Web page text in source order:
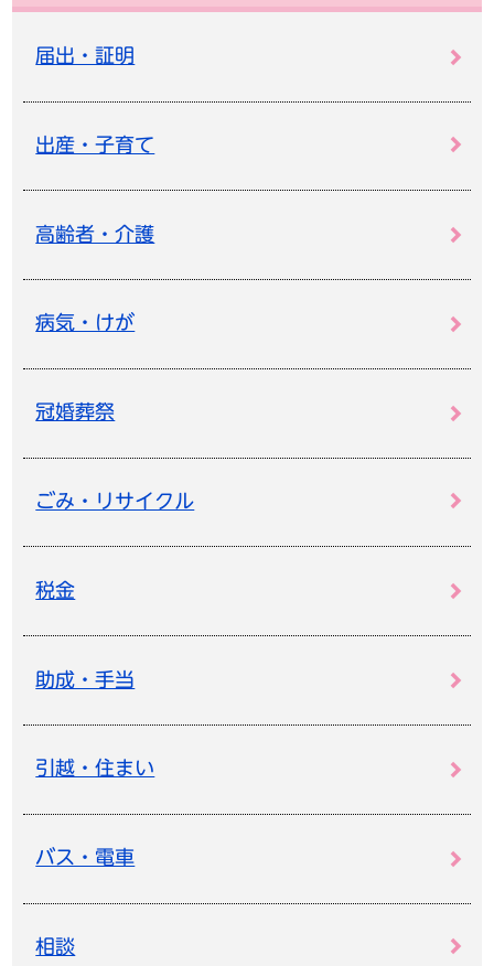
届出・証明
出産・子育て
高齢者・介護
病気・けが
冠婚葬祭
ごみ・リサイクル
税金
助成・手当
引越・住まい
バス・電車
相談